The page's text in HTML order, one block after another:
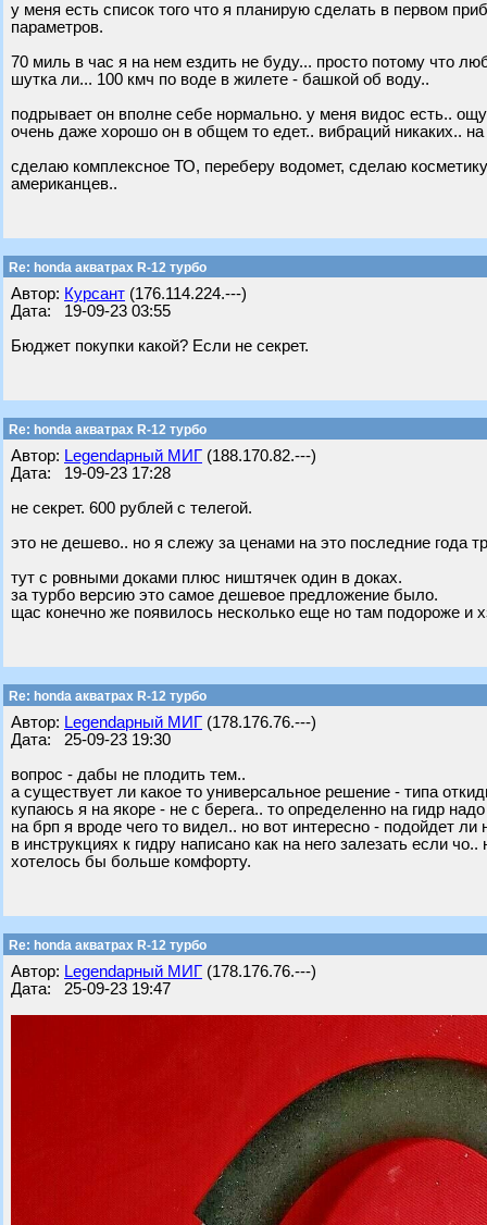
у меня есть список того что я планирую сделать в первом
параметров.
70 миль в час я на нем ездить не буду... просто потому что
шутка ли... 100 кмч по воде в жилете - башкой об воду..
подрывает он вполне себе нормально. у меня видос есть..
очень даже хорошо он в общем то едет.. вибраций никаких..
сделаю комплексное ТО, переберу водомет, сделаю
американцев..
Re: honda акватрах R-12 турбо
Автор: Курсант (176.114.224.---)
Дата: 19-09-23 03:55
Бюджет покупки какой? Если не секрет.
Re: honda акватрах R-12 турбо
Автор: Legendарный МИГ (188.170.82.---)
Дата: 19-09-23 17:28
не секрет. 600 рублей с телегой.
это не дешево.. но я слежу за ценами на это последние года
тут с ровными доками плюс ништячек один в доках.
за турбо версию это самое дешевое предложение было.
щас конечно же появилось несколько еще но там подороже и
Re: honda акватрах R-12 турбо
Автор: Legendарный МИГ (178.176.76.---)
Дата: 25-09-23 19:30
вопрос - дабы не плодить тем..
а существует ли какое то универсальное решение - типа
купаюсь я на якоре - не с берега.. то определенно на гидр
на брп я вроде чего то видел.. но вот интересно - подойдет ли
в инструкциях к гидру написано как на него залезать если
хотелось бы больше комфорту.
Re: honda акватрах R-12 турбо
Автор: Legendарный МИГ (178.176.76.---)
Дата: 25-09-23 19:47